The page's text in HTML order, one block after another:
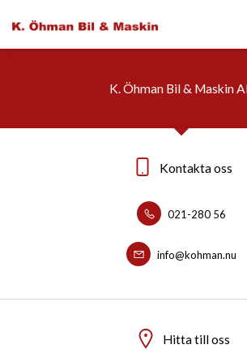
K. Öhman Bil & Maskin
Kontakta oss
021-280 56
info@kohman.nu
Hitta till oss